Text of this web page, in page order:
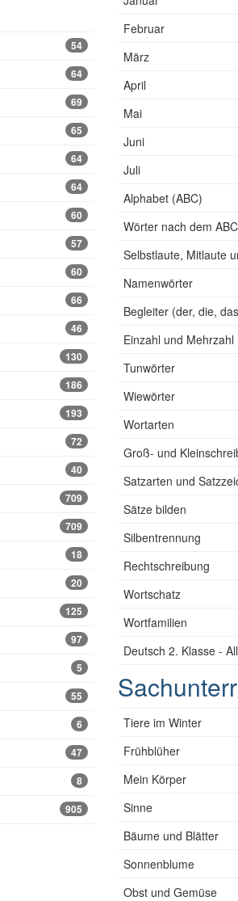
54
64
69
65
64
64
60
57
60
66
46
130
186
193
72
40
709
709
18
20
125
97
5
55
6
47
8
905
Februar
März
April
Mai
Juni
Juli
Alphabet (ABC)
Wörter nach dem
Selbstlaute, Mitlaute
Namenwörter
Begleiter (der, die,
Einzahl und Mehrzahl
Tunwörter
Wiewörter
Wortarten
Groß- und
Satzarten und
Sätze bilden
Silbentrennung
Rechtschreibung
Wortschatz
Wortfamilien
Deutsch 2. Klasse -
Tiere im Winter
Frühblüher
Mein Körper
Sinne
Bäume und Blätter
Sonnenblume
Obst und Gemüse